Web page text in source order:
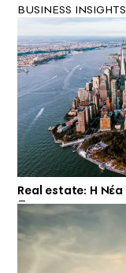
BUSINESS INSIGHTS
Real estate: H Νέα